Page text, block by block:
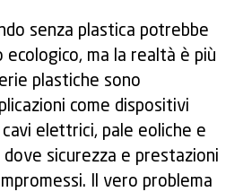
senza plastica potrebbe
ecologico, ma la realtà è più
plastiche sono
come dispositivi
elettrici, pale eoliche e
sicurezza e prestazioni
Il vero problema